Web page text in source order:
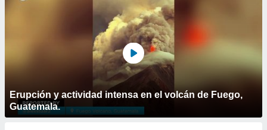
Erupción y actividad intensa en el volcán de Fuego,
Guatemala.